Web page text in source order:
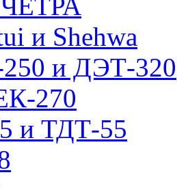
и Shehwa
и ДЭТ-320
270
и ТДТ-55